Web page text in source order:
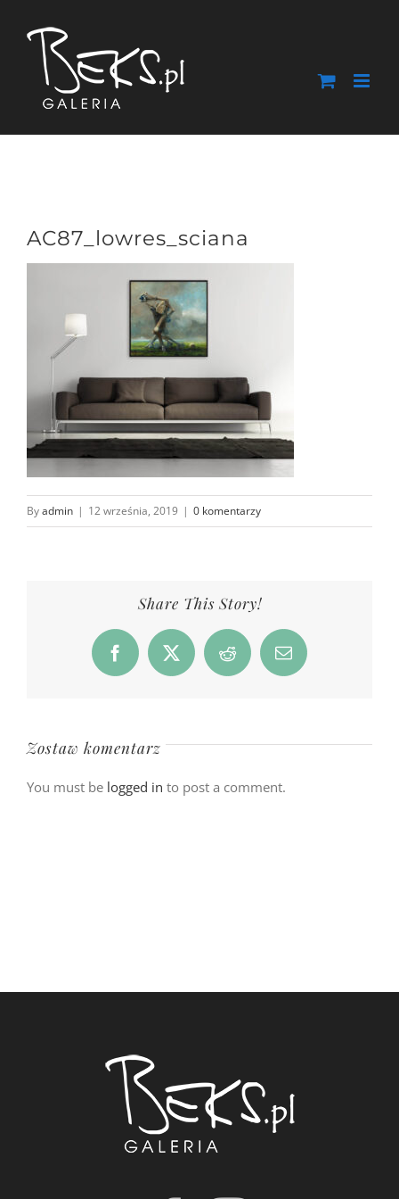
zawartości
AC87_lowres_sciana
Byadmin | 12 września, 2019 | 0 komentarzy
Share This Story!
Facebook
X Reddit Email
Zostaw komentarz
You must be logged in to post a comment.